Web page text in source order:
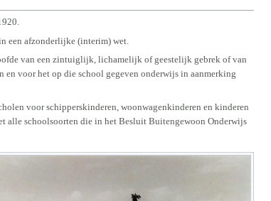
een afzonderlijke (interim) wet.
van een zintuiglijk, lichamelijk of geestelijk gebrek of van
voor het op die school gegeven onderwijs in aanmerking
voor schipperskinderen, woonwagenkinderen en kinderen
alle schoolsoorten die in het Besluit Buitengewoon Onderwijs